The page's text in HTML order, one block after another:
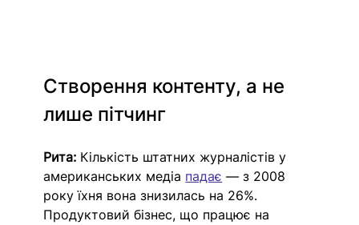
Створення контенту, а не
лише пітчинг
Рита: Кількість штатних журналістів у
американських медіа падає — з 2008
року їхня вона знизилась на 26%.
Продуктовий бізнес, що працює на